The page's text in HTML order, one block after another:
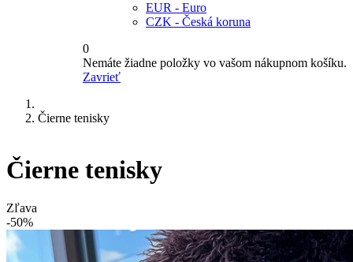
EUR - Euro
CZK - Česká koruna
0
Nemáte žiadne položky vo vašom nákupnom košíku.
Zavrieť
Čierne tenisky
Čierne tenisky
Zľava
-50%